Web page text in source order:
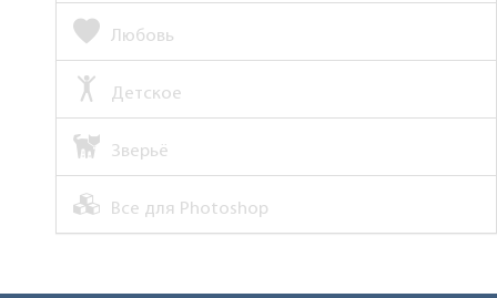
Любовь
Детское
Зверьё
Все для Photoshop